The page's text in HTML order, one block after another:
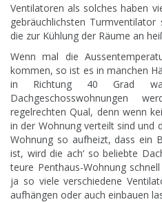
Ventilatoren als solches haben
gebräuchlichsten
die zur Kühlung der Räume an
Wenn mal die
kommen, so ist es in manchen
in Richtung 40 Grad
Dachgeschosswohnungen
regelrechten Qual, denn wenn
in der Wohnung verteilt sind und
Wohnung so aufheizt, dass ein
ist, wird die ach‘ so beliebte
teure Penthaus-Wohnung
ja so viele verschiedene
aufhängen oder auch einbauen